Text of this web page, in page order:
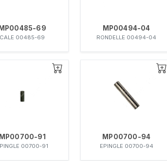
69
CALE 00485-69
MP00494-04
RONDELLE 00494-04
91
00700-91
MP00700-94
EPINGLE 00700-94